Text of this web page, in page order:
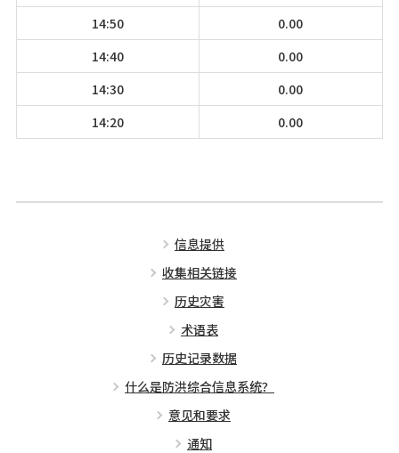
14:50
0.00
14:40
0.00
14:30
0.00
14:20
0.00
信息提供
收集相关链接
历史灾害
术语表
历史记录数据
什么是防洪综合信息系统？
意见和要求
通知